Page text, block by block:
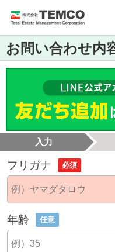
お問い合わせ内
入力
フリガナ 必須
年齢 任意